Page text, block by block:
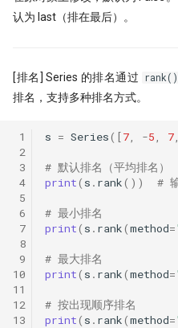
认为 last（排在最后）。
[排名] Series 的排名通过 rank()
排名，支持多种排名方式。
1
2
3
4
5
6
7
8
9
10
11
12
13
s = Series([7, -5, 7,
# 默认排名（平均排名）
print( s . rank()) #
# 最小排名
print( s . rank(method=
# 最大排名
print( s . rank(method=
# 按出现顺序排名
print( s . rank(method=